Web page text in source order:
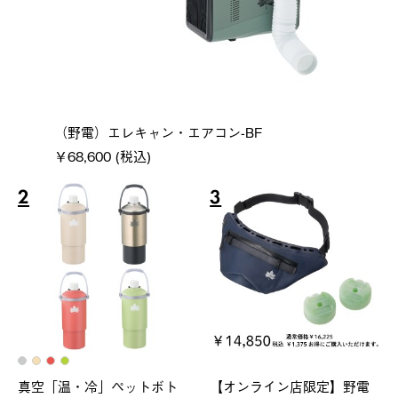
（野電）エレキャン・エアコン-BF
￥68,600 (税込)
2
真空「温・冷」ペットボト
3
【オンライン店限定】野電